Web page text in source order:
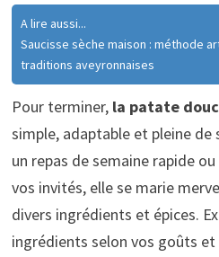
A lire aussi...
Saucisse sèche maison : méthode
traditions aveyronnaises
Pour terminer, la patate
simple, adaptable et pleine de
un repas de semaine rapide
vos invités, elle se marie
divers ingrédients et épices.
ingrédients selon vos goûts